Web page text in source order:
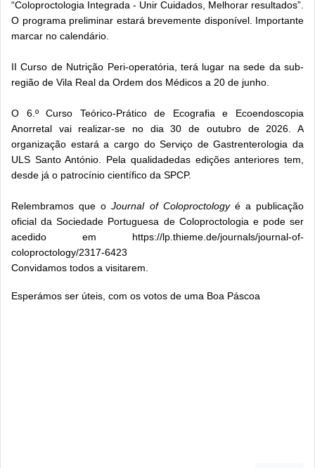
“Coloproctologia Integrada - Unir Cuidados, Melhorar resultados”.
O programa preliminar estará brevemente disponível. Importante
marcar no calendário.
II Curso de Nutrição Peri-operatória, terá lugar na sede da sub-
região de Vila Real da Ordem dos Médicos a 20 de junho.
O 6.º Curso Teórico-Prático de Ecografia e Ecoendoscopia
Anorretal vai realizar-se no dia 30 de outubro de 2026. A
organização estará a cargo do Serviço de Gastrenterologia da
ULS Santo António. Pela qualidadedas edições anteriores tem,
desde já o patrocínio científico da SPCP.
Relembramos que oJournal of Coloproctologyé a publicação
oficial da Sociedade Portuguesa de Coloproctologia e pode ser
acedido em https://lp.thieme.de/journals/journal-of-
coloproctology/2317-6423
Convidamos todos a visitarem.
Esperámos ser úteis, com os votos de uma Boa Páscoa